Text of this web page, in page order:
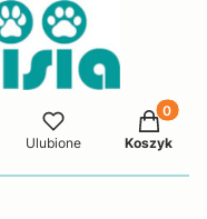
Ulubione Koszyk